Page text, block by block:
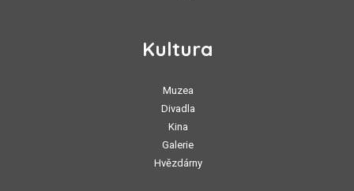
Kultura
Muzea
Divadla
Kina
Galerie
Hvězdárny